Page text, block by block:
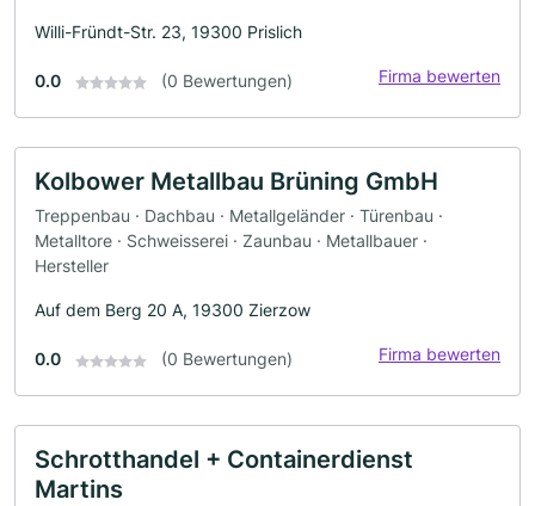
Willi-Fründt-Str. 23, 19300 Prislich
0.0 (0 Bewertungen) Firma bewerten
Kolbower Metallbau Brüning GmbH
Treppenbau · Dachbau · Metallgeländer · Türenbau ·
Metalltore · Schweisserei · Zaunbau · Metallbauer ·
Hersteller
Auf dem Berg 20 A, 19300 Zierzow
0.0 (0 Bewertungen) Firma bewerten
Schrotthandel + Containerdienst
Martins